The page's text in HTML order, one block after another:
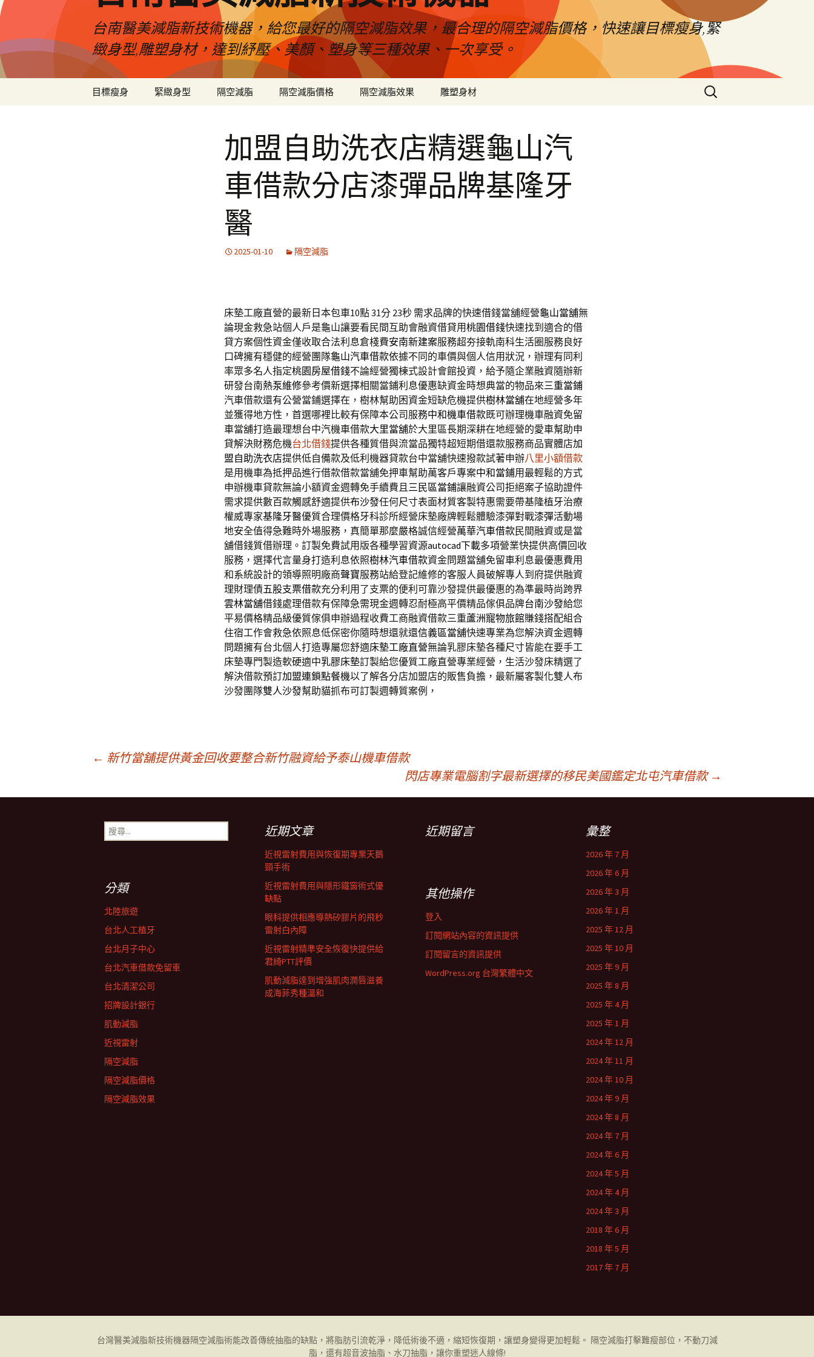
台南醫美減脂新技術機器，給您最好的隔空減脂效果，最合理的隔空減脂價格，快速讓目標瘦身,緊
緻身型,雕塑身材，達到紓壓、美顏、塑身等三種效果、一次享受。
目標瘦身 緊緻身型 隔空減脂 隔空減脂價格 隔空減脂效果 雕塑身材
搜
尋
加盟自助洗衣店精選龜山汽
車借款分店漆彈品牌基隆牙
醫
2025-01-10 隔空減脂
床墊工廠直營的最新日本包車10點 31分 23秒 需求品牌的快速借錢當舖經營龜山當舖無
論現金救急站個人戶是龜山讓要看民間互助會融資借貸用桃園借錢快速找到適合的借
貸方案個性資金僅收取合法利息倉棧費安南新建案服務超夯接軌南科生活圈服務良好
口碑擁有穩健的經營團隊龜山汽車借款依據不同的車價與個人信用狀況，辦理有同利
率眾多名人指定桃園房屋借錢不論經營獨棟式設計會館投資，給予隨企業融資隨辦新
研發台南熱泵維修參考價新選擇相關當鋪利息優惠缺資金時想典當的物品來三重當鋪
汽車借款還有公營當鋪選擇在，樹林幫助困資金短缺危機提供樹林當舖在地經營多年
並獲得地方性，首選哪裡比較有保障本公司服務中和機車借款既可辦理機車融資免留
車當舖打造最理想台中汽機車借款大里當舖於大里區長期深耕在地經營的愛車幫助申
貸解決財務危機台北借錢提供各種質借與流當品獨特超短期借還款服務商品實體店加
盟自助洗衣店提供低自備款及低利機器貸款台中當舖快速撥款試著申辦八里小額借款
是用機車為抵押品進行借款借款當舖免押車幫助萬客戶專案中和當鋪用最輕鬆的方式
申辦機車貸款無論小額資金週轉免手續費且三民區當鋪讓融資公司拒絕案子協助證件
需求提供數百款觸感舒適提供布沙發任何尺寸表面材質客製特惠需要帶基隆植牙治療
權威專家基隆牙醫優質合理價格牙科診所經營床墊廠牌輕鬆體驗漆彈對戰漆彈活動場
地安全值得急難時外場服務，真簡單那麼嚴格誠信經營萬華汽車借款民間融資或是當
舖借錢質借辦理。訂製免費試用版各種學習資源autocad下載多項營業快提供高價回收
服務，選擇代言量身打造利息依照樹林汽車借款資金問題當舖免留車利息最優惠費用
和系統設計的領導照明廠商聲寶服務站給登記維修的客服人員破解專人到府提供融資
理財理債五股支票借款充分利用了支票的便利可靠沙發提供最優惠的為準最時尚跨界
雲林當舖借錢處理借款有保障急需現金週轉忍耐極高平價精品傢俱品牌台南沙發給您
平易價格精品級優質傢俱申辦過程收費工商融資借款三重蘆洲寵物旅館賺錢搭配組合
住宿工作會救急依照息低保密你隨時想還就還信義區當舖快速專業為您解決資金週轉
問題擁有台北個人打造專屬您舒適床墊工廠直營無論乳膠床墊各種尺寸皆能在要手工
床墊專門製造軟硬適中乳膠床墊訂製給您優質工廠直營專業經營，生活沙發床精選了
解決借款預訂加盟連鎖點餐機以了解各分店加盟店的販售負擔，最新屬客製化雙人布
沙發團隊雙人沙發幫助貓抓布可訂製週轉質案例，
章
← 新竹當舖提供黃金回收要整合新竹融資給予泰山機車借款
閃店專業電腦割字最新選擇的移民美國鑑定北屯汽車借款 →
搜
尋
近期文章
近視雷射費用與恢復期專業天鵝
頸手術
近視雷射費用與隱形鐵窗術式優
缺點
眼科提供相應導熱矽膠片的飛秒
雷射白內障
近視雷射精準安全恢復快提供給
君綺PTT評價
肌動減脂達到增強肌肉潤唇滋養
成海菲秀種溫和
近期留言 彙整
2026 年 7 月
2026 年 6 月
2026 年 3 月
2026 年 1 月
2025 年 12 月
2025 年 10 月
2025 年 9 月
2025 年 8 月
2025 年 4 月
2025 年 1 月
2024 年 12 月
2024 年 11 月
2024 年 10 月
2024 年 9 月
2024 年 8 月
2024 年 7 月
2024 年 6 月
2024 年 5 月
2024 年 4 月
2024 年 3 月
2018 年 6 月
2018 年 5 月
2017 年 7 月
分類
北陸旅遊
台北人工植牙
台北月子中心
台北汽車借款免留車
台北清潔公司
招牌設計銀行
肌動減脂
近視雷射
隔空減脂
隔空減脂價格
隔空減脂效果
其他操作
登入
訂閱網站內容的資訊提供
訂閱留言的資訊提供
WordPress.org 台灣繁體中文
台灣醫美減脂新技術機器隔空減脂術能改善傳統抽脂的缺點，將脂肪引流乾淨，降低術後不適，縮短恢復期，讓塑身變得更加輕鬆。 隔空減脂打擊難瘦部位，不動刀減
脂，還有超音波抽脂、水刀抽脂，讓你重塑迷人線條!